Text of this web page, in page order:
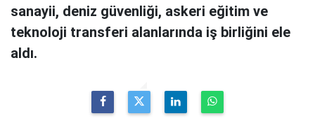
sanayii, deniz güvenliği, askeri eğitim ve
teknoloji transferi alanlarında iş birliğini ele
aldı.